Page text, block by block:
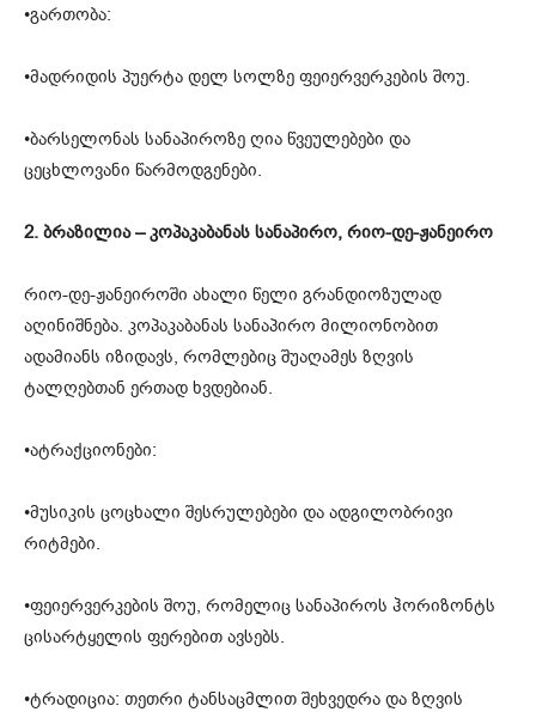
•გართობა:
•მადრიდის პუერტა დელ სოლზე ფეიერვერკების შოუ.
•ბარსელონას სანაპიროზე ღია წვეულებები და
ცეცხლოვანი წარმოდგენები.
2. ბრაზილია – კოპაკაბანას სანაპირო, რიო-დე-ჟანეირო
რიო-დე-ჟანეიროში ახალი წელი გრანდიოზულად
აღინიშნება. კოპაკაბანას სანაპირო მილიონობით
ადამიანს იზიდავს, რომლებიც შუაღამეს ზღვის
ტალღებთან ერთად ხვდებიან.
•ატრაქციონები:
•მუსიკის ცოცხალი შესრულებები და ადგილობრივი
რიტმები.
•ფეიერვერკების შოუ, რომელიც სანაპიროს ჰორიზონტს
ცისარტყელის ფერებით ავსებს.
•ტრადიცია: თეთრი ტანსაცმლით შეხვედრა და ზღვის